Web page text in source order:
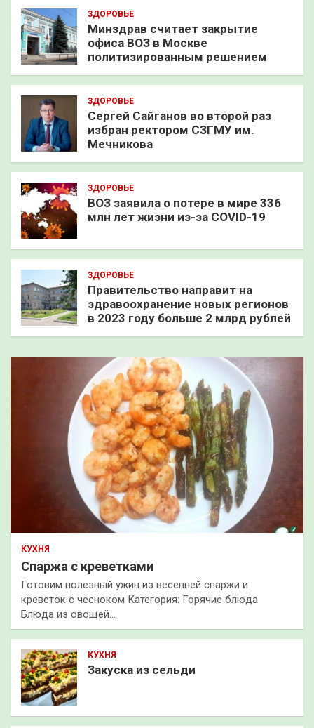
ЗДОРОВЬЕ
Минздрав считает закрытие
офиса ВОЗ в Москве
политизированным решением
ЗДОРОВЬЕ
Сергей Сайганов во второй раз
избран ректором СЗГМУ им.
Мечникова
ЗДОРОВЬЕ
ВОЗ заявила о потере в мире 336
млн лет жизни из-за COVID-19
ЗДОРОВЬЕ
Правительство направит на
здравоохранение новых регионов
в 2023 году больше 2 млрд рублей
КУХНЯ
Спаржа с креветками
Готовим полезный ужин из весенней спаржи и
креветок с чесноком Категория: Горячие блюда
Блюда из овощей…
КУХНЯ
Закуска из сельди